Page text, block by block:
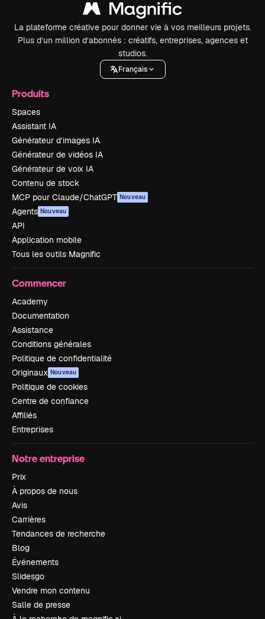
La plateforme créative pour donner vie à vos meilleurs projets.
Plus d’un million d’abonnés : créatifs, entreprises, agences et
studios.
Français
Produits
Spaces
Assistant IA
Générateur d’images IA
Générateur de vidéos IA
Générateur de voix IA
Contenu de stock
MCP pour Claude/ChatGPT Nouveau
Agents Nouveau
API
Application mobile
Tous les outils Magnific
Commencer
Academy
Documentation
Assistance
Conditions générales
Politique de confidentialité
Originaux Nouveau
Politique de cookies
Centre de confiance
Affiliés
Entreprises
Notre entreprise
Prix
À propos de nous
Avis
Carrières
Tendances de recherche
Blog
Événements
Slidesgo
Vendre mon contenu
Salle de presse